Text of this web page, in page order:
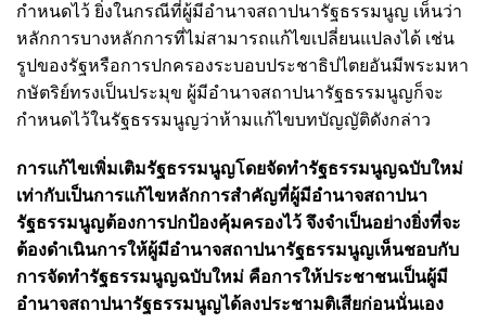
กำหนดไว้ ยิ่งในกรณีที่ผู้มีอำนาจสถาปนารัฐธรรมนูญ เห็นว่า
หลักการบางหลักการที่ไม่สามารถแก้ไขเปลี่ยนแปลงได้ เช่น
รูปของรัฐหรือการปกครองระบอบประชาธิปไตยอันมีพระมหา
กษัตริย์ทรงเป็นประมุข ผู้มีอำนาจสถาปนารัฐธรรมนูญก็จะ
กำหนดไว้ในรัฐธรรมนูญว่าห้ามแก้ไขบทบัญญัติดังกล่าว
การแก้ไขเพิ่มเติมรัฐธรรมนูญโดยจัดทำรัฐธรรมนูญฉบับใหม่
เท่ากับเป็นการแก้ไขหลักการสำคัญที่ผู้มีอำนาจสถาปนา
รัฐธรรมนูญต้องการปกป้องคุ้มครองไว้ จึงจำเป็นอย่างยิ่งที่จะ
ต้องดำเนินการให้ผู้มีอำนาจสถาปนารัฐธรรมนูญเห็นชอบกับ
การจัดทำรัฐธรรมนูญฉบับใหม่ คือการให้ประชาชนเป็นผู้มี
อำนาจสถาปนารัฐธรรมนูญได้ลงประชามติเสียก่อนนั่นเอง